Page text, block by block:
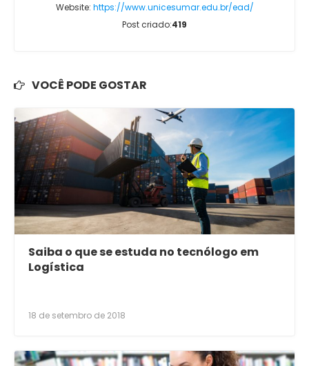
Website: https://www.unicesumar.edu.br/ead/
Post criado:419
VOCÊ PODE GOSTAR
Saiba o que se estuda no tecnólogo em
Logística
18 de setembro de 2018